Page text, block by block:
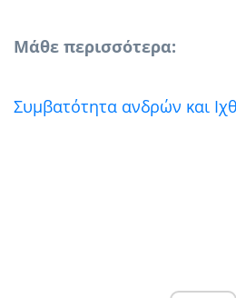
Μάθε περισσότερα:
Συμβατότητα ανδρών και